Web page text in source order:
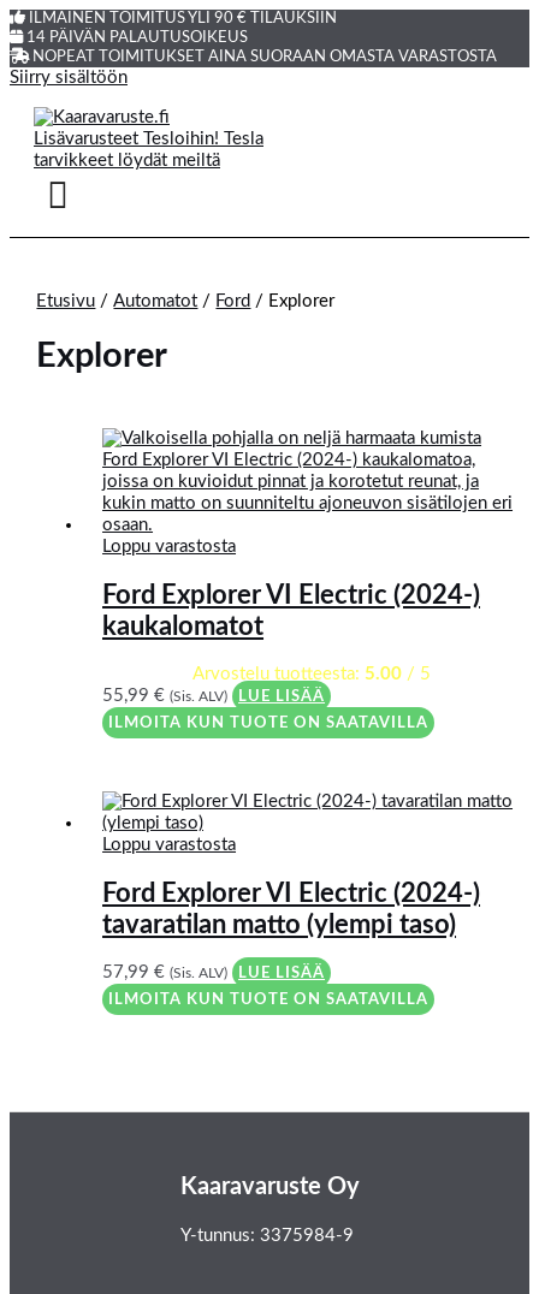
ILMAINEN TOIMITUS YLI 90 € TILAUKSIIN
14 PÄIVÄN PALAUTUSOIKEUS
NOPEAT TOIMITUKSET AINA SUORAAN OMASTA VARASTOSTA
Siirry sisältöön
Etusivu /Automatot / Ford / Explorer
Explorer
Loppu varastosta
Ford Explorer VI Electric (2024-)
kaukalomatot
Arvostelu tuotteesta: 5.00/ 5
55,99€ (Sis. ALV)
LUE LISÄÄ
ILMOITA KUN TUOTE ON SAATAVILLA
Loppu varastosta
Ford Explorer VI Electric (2024-)
tavaratilan matto (ylempi taso)
57,99€ (Sis. ALV)
LUE LISÄÄ
ILMOITA KUN TUOTE ON SAATAVILLA
Kaaravaruste Oy
Y-tunnus: 3375984-9